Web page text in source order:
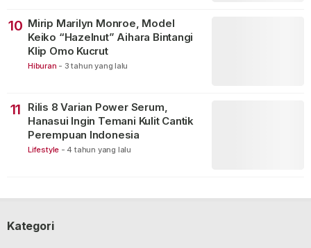
10 Mirip Marilyn Monroe, Model
Keiko “Hazelnut” Aihara Bintangi
Klip Omo Kucrut
Hiburan - 3 tahun yang lalu
11
Rilis 8 Varian Power Serum,
Hanasui Ingin Temani Kulit Cantik
Perempuan Indonesia
Lifestyle - 4 tahun yang lalu
Kategori